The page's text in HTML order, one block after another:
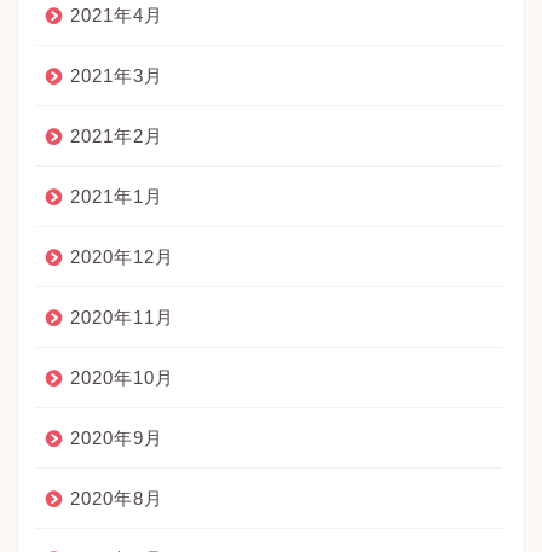
2021年4月
2021年3月
2021年2月
2021年1月
2020年12月
2020年11月
2020年10月
2020年9月
2020年8月